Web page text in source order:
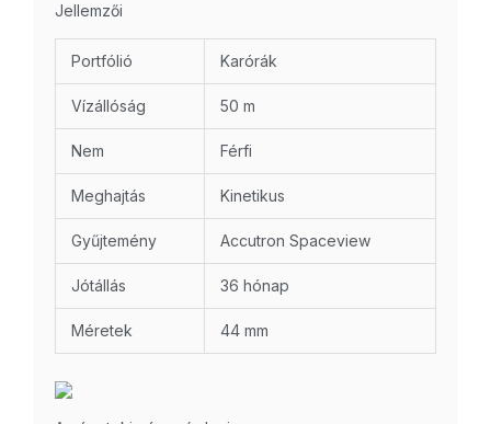
Jellemzői
Portfólió Karórák
Vízállóság 50 m
Nem Férfi
Meghajtás Kinetikus
Gyűjtemény Accutron Spaceview
Jótállás 36 hónap
Méretek 44 mm